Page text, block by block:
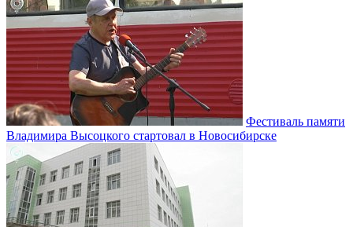
Фестиваль памяти
Владимира Высоцкого стартовал в Новосибирске